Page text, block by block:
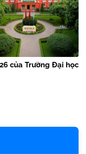
của Trường Đại học